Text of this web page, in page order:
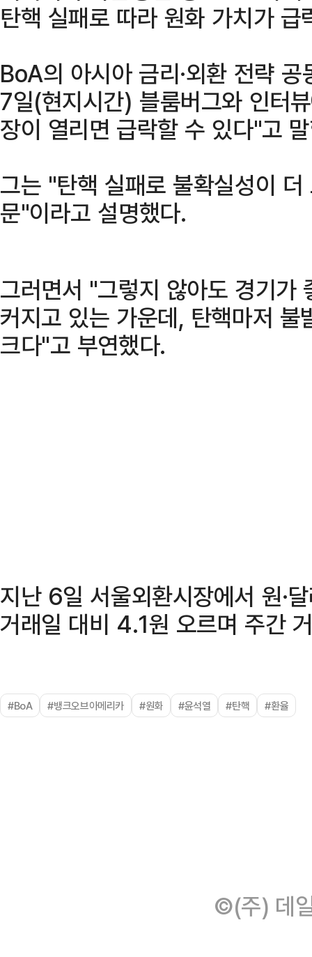
탄핵 실패로 따라 원화 가치가
BoA의 아시아 금리·외환 전략
7일(현지시간) 블룸버그와 인터
장이 열리면 급락할 수 있다"고
그는 "탄핵 실패로 불확실성이
문"이라고 설명했다.
그러면서 "그렇지 않아도 경기가
커지고 있는 가운데, 탄핵마저
크다"고 부연했다.
지난 6일 서울외환시장에서 원·
거래일 대비 4.1원 오르며 주간
#BoA #뱅크오브아메리카 #원화 #윤석열 #탄핵 #환율
©(주) 데